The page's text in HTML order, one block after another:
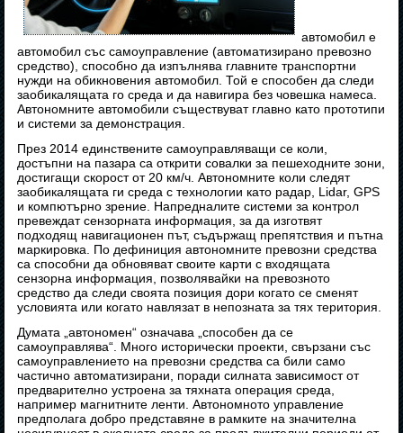
автомобил е
автомобил със самоуправление (автоматизирано превозно
средство), способно да изпълнява главните транспортни
нужди на обикновения автомобил. Той е способен да следи
заобикалящата го среда и да навигира без човешка намеса.
Автономните автомобили съществуват главно като прототипи
и системи за демонстрация.
През 2014 единствените самоуправляващи се коли,
достъпни на пазара са открити совалки за пешеходните зони,
достигащи скорост от 20 км/ч. Автономните коли следят
заобикалящата ги среда с технологии като радар, Lidar, GPS
и компютърно зрение. Напредналите системи за контрол
превеждат сензорната информация, за да изготвят
подходящ навигационен път, съдържащ препятствия и пътна
маркировка. По дефиниция автономните превозни средства
са способни да обновяват своите карти с входящата
сензорна информация, позволявайки на превозното
средство да следи своята позиция дори когато се сменят
условията или когато навлязат в непозната за тях територия.
Думата „автономен“ означава „способен да се
самоуправлява“. Много исторически проекти, свързани със
самоуправлението на превозни средства са били само
частично автоматизирани, поради силната зависимост от
предварително устроена за тяхната операция среда,
например магнитните ленти. Автономното управление
предполага добро представяне в рамките на значителна